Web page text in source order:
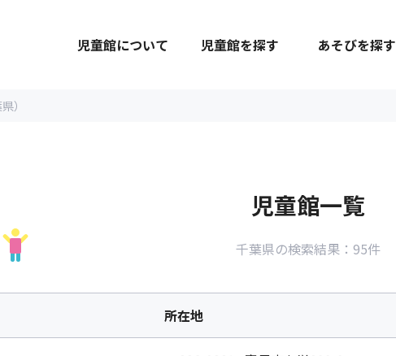
児童館について 児童館を探す あそびを探す
）
児童館一覧
千葉県の検索結果：95件
所在地